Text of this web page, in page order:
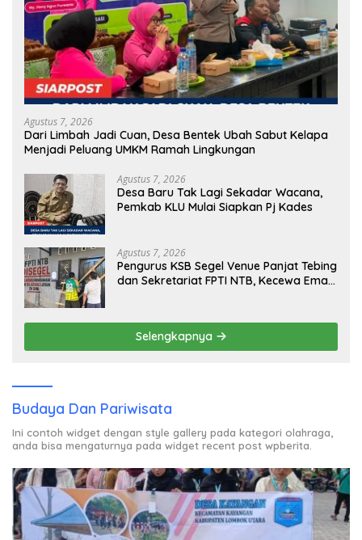
Agustus 7, 2026
Dari Limbah Jadi Cuan, Desa Bentek Ubah Sabut Kelapa
Menjadi Peluang UMKM Ramah Lingkungan
Agustus 7, 2026
Desa Baru Tak Lagi Sekadar Wacana,
Pemkab KLU Mulai Siapkan Pj Kades
Agustus 7, 2026
Pengurus KSB Segel Venue Panjat Tebing
dan Sekretariat FPTI NTB, Kecewa Emas
Selengkapnya
Budaya Dan Pariwisata
Ini contoh widget dengan style gallery pada kategori olahraga,
anda bisa mengaturnya pada widget recent post wpberita.